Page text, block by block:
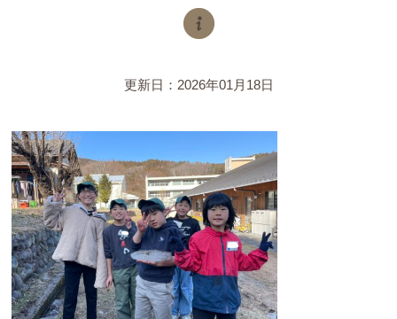
YouTubeチャンネル
留学の申し込み
通年コース
週末コース
短期コース
更新日：2026年01月18日